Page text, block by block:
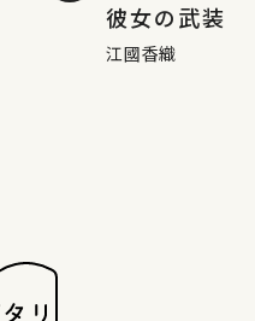
彼女の武装
江國香織